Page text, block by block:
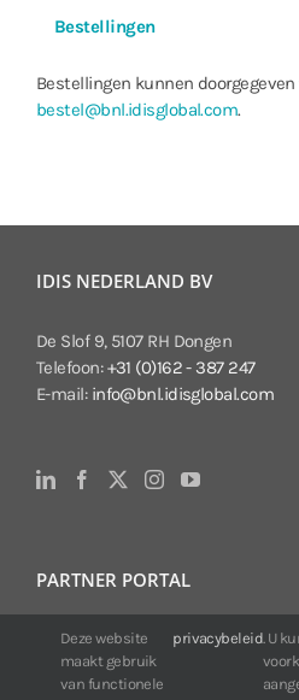
Bestellingen
Bestellingen kunnen
bestel@bnl.idisglobal.com.
IDIS NEDERLAND BV
De Slof 9, 5107 RH Dongen
Telefoon:+31 (0)162 - 387 247
E-mail: info@bnl.idisglobal.com
PARTNER PORTAL
Voor klanten van IDIS:
24/7 beschikbaarheid, altijd en
Web:https://
Deze website
maakt gebruik
van functionele
privacybeleid. U